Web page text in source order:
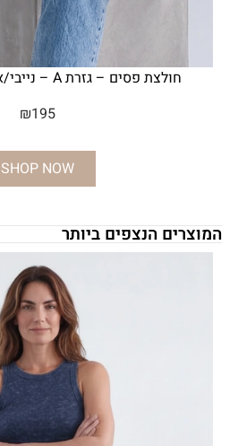
חולצת פסים – גזרת A – נייבי/אפור מלאנז׳ – ריק
₪195
SHOP NOW
המוצרים הנצפים ביותר